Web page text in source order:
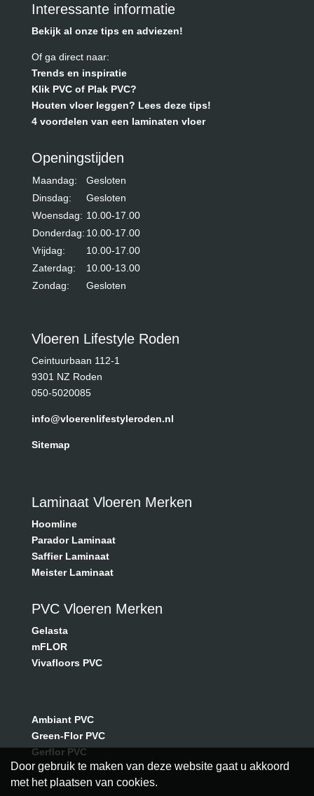
Interessante informatie
Bekijk al onze tips en adviezen!
Of ga direct naar:
Trends en inspiratie
Klik PVC of Plak PVC?
Houten vloer leggen? Lees deze tips!
4 voordelen van een laminaten vloer
Openingstijden
Maandag:
Gesloten
Dinsdag:
Gesloten
Woensdag: 10.00-17.00
Donderdag: 10.00-17.00
Vrijdag:
10.00-17.00
Zaterdag:
10.00-13.00
Zondag:
Gesloten
Vloeren Lifestyle Roden
Ceintuurbaan 112-1
9301 NZ Roden
050-5020085
info@vloerenlifestyleroden.nl
Sitemap
Laminaat Vloeren Merken
Hoomline
Parador Laminaat
Saffier Laminaat
Meister Laminaat
PVC Vloeren Merken
Gelasta
mFLOR
Vivafloors PVC
Ambiant PVC
Green-Flor PVC
Gerflor PVC
Door gebruik te maken van deze website gaat u akkoord
met het plaatsen van cookies.